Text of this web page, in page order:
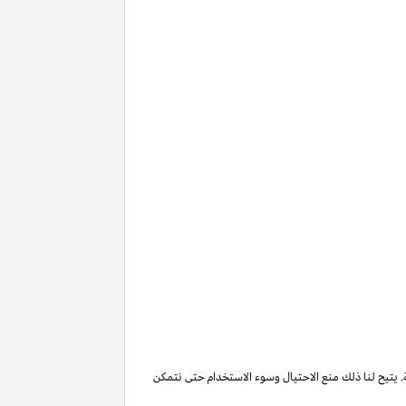
يتيح لنا ذلك منع الاحتيال وسوء الاستخدام حتى نتمكن